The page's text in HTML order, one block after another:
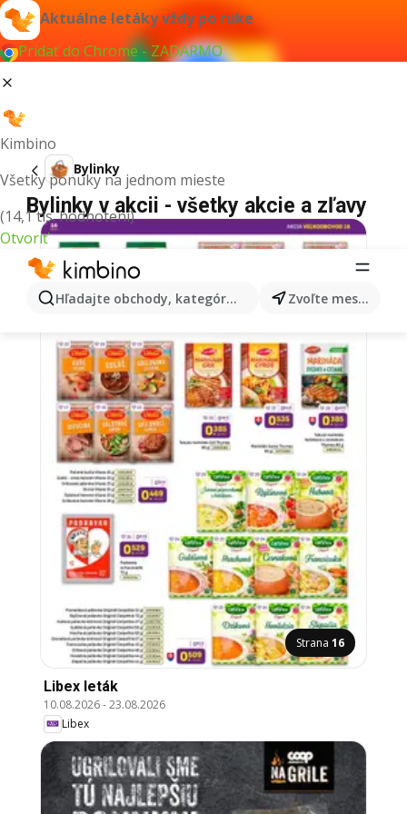
Aktuálne letáky vždy po ruke
Pridať do Chrome - ZADARMO
Kimbino
Všetky ponuky na jednom mieste
(14,1 tis. hodnotení)
Otvoriť
Hľadajte obchody, kategórie, produkty... Zvoľte mesto
Bylinky
Bylinky v akcii - všetky akcie a zľavy
Strana 16
Libex leták
10.08.2026-23.08.2026
Libex